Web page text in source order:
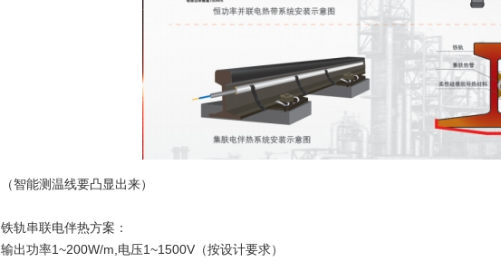
（智能测温线要凸显出来）
铁轨串联电伴热方案：
输出功率1~200W/m,电压1~1500V（按设计要求）